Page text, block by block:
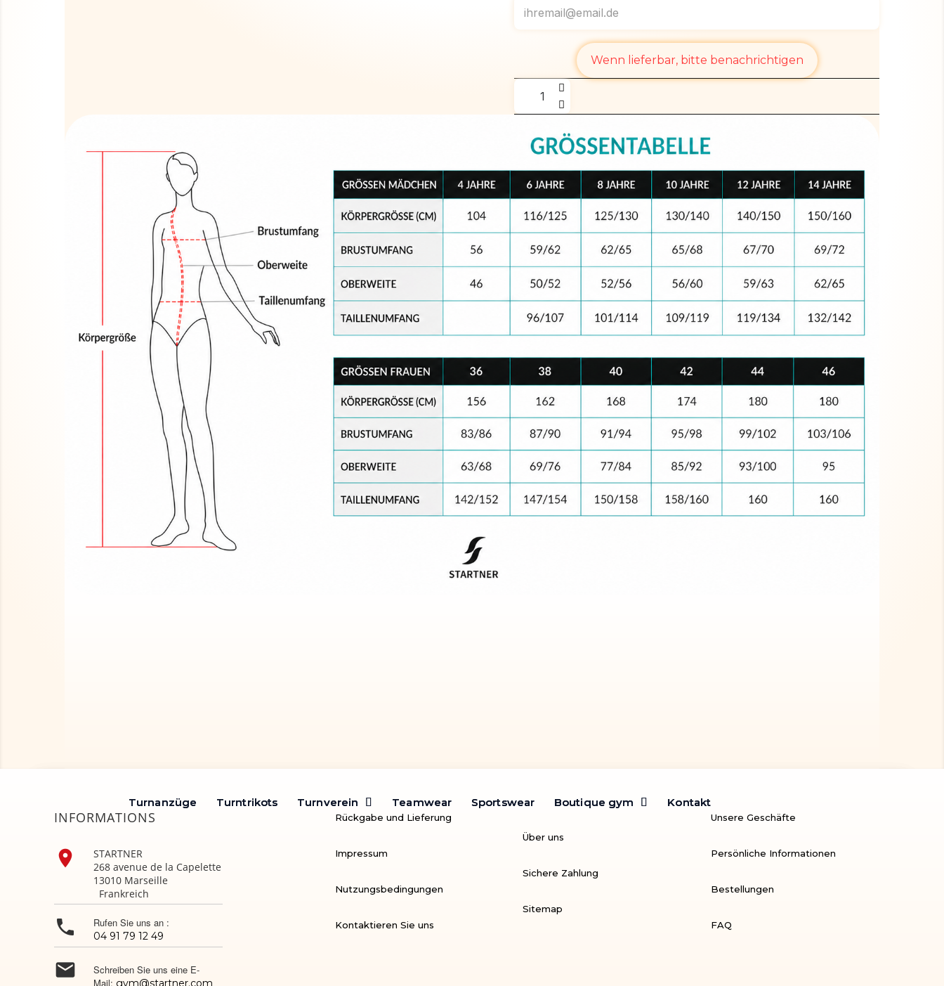
Wenn lieferbar, bitte benachrichtigen
Turnanzüge Turntrikots Turnverein Teamwear Sportswear Boutique gym Kontakt
Turnanzüge Turntrikots Turnverein Teamwear Sportswear Boutique gym Kontakt
INFORMATIONS

STARTNER
268 avenue de la Capelette
13010 Marseille
Frankreich
 Rufen Sie uns an :
04 91 79 12 49

Schreiben Sie uns eine E-
Mail: gym@startner.com
Rückgabe und Lieferung
Impressum
Nutzungsbedingungen
Kontaktieren Sie uns
Über uns
Sichere Zahlung
Sitemap
Unsere Geschäfte
Persönliche Informationen
Bestellungen
FAQ